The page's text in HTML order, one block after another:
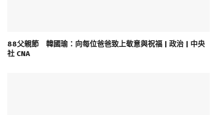
88父親節 韓國瑜：向每位爸爸致上敬意與祝福 | 政治 | 中央
社 CNA